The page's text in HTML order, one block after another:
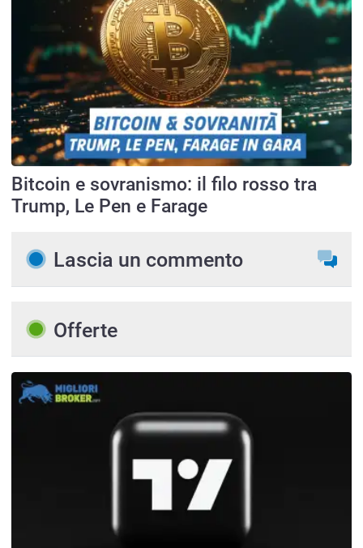
Bitcoin e sovranismo: il filo rosso tra
Trump, Le Pen e Farage
Lascia un commento
Offerte